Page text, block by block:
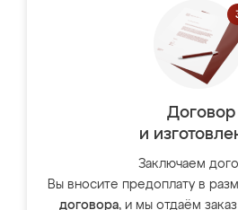
Договор
и
Заключаем
Вы вносите предоплату в
договора, и мы отдаём